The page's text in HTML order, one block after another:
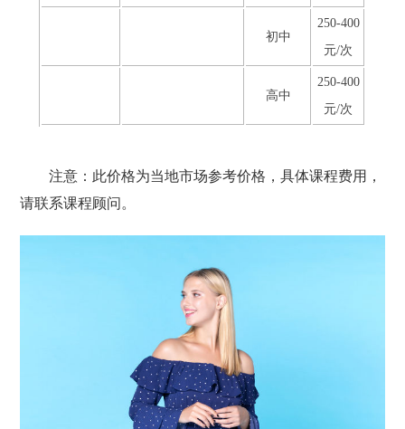
初中
250-400
元/次
高中
250-400
元/次
注意：此价格为当地市场参考价格，具体课程费用，
请联系课程顾问。